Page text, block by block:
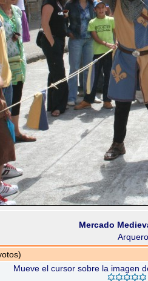
Mercado
Arquero
Mueve el cursor sobre la imagen